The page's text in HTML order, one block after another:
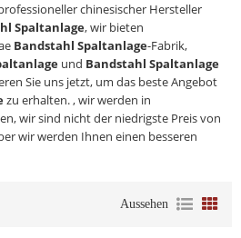
chinesischer Hersteller
Spaltanlage, wir bieten
Bandstahl Spaltanlage-Fabrik,
und Bandstahl Spaltanlage
Sie uns jetzt, um das beste Angebot
zu erhalten. , wir werden in
wir sind nicht der niedrigste Preis von
wir werden Ihnen einen besseren
Aussehen